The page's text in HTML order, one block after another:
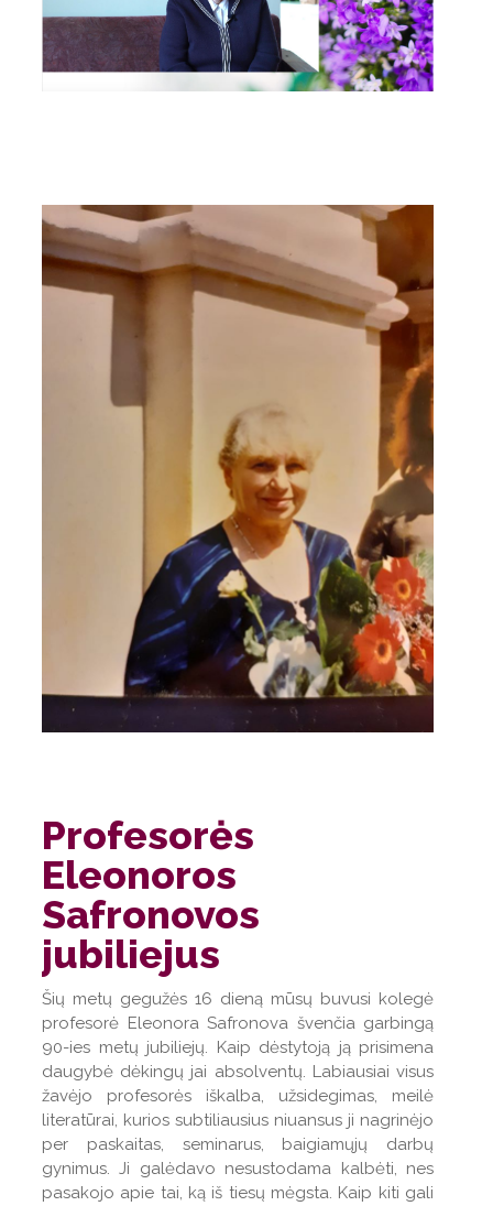
Profesorės
Eleonoros
Safronovos
jubiliejus
Šių metų gegužės 16 dieną mūsų buvusi kolegė
profesorė Eleonora Safronova švenčia garbingą
90-ies metų jubiliejų. Kaip dėstytoją ją prisimena
daugybė dėkingų jai absolventų. Labiausiai visus
žavėjo profesorės iškalba, užsidegimas, meilė
literatūrai, kurios subtiliausius niuansus ji nagrinėjo
per paskaitas, seminarus, baigiamųjų darbų
gynimus. Ji galėdavo nesustodama kalbėti, nes
pasakojo apie tai, ką iš tiesų mėgsta. Kaip kiti gali